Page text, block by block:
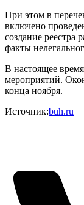
При этом в
включено
создание реестра
факты
В настоящее
мероприятий.
конца ноября.
Источник:buh.ru